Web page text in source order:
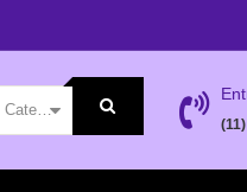
Todas as Categorias